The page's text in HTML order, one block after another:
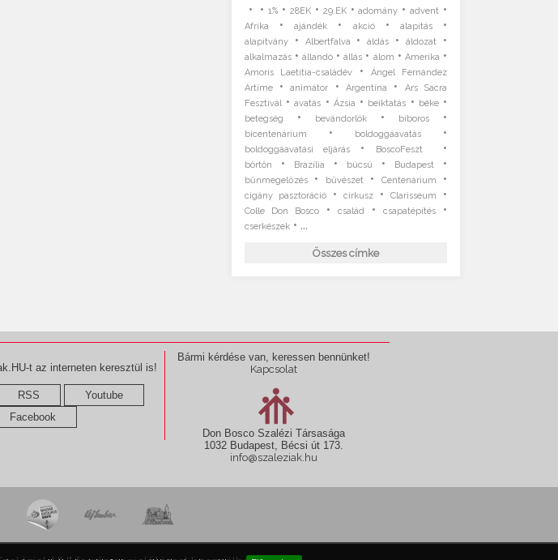
• •1% • 28EK • 29.EK•adomány •advent •
Afrika •ajándék • akció• alapítás•
alapítvány• Albertfalva •áldás •áldozat •
alkalmazás•állandó •állás • álom • Amerika •
Amoris Laetitia-családév•
Ángel Fernández
Artime•animátor •Argentína •
Ars Sacra
Fesztivál•avatás • Ázsia • beiktatás • béke•
betegség • bevándorlók• bíboros •
bicentenárium • boldoggáavatás•
boldoggáavatási eljárás • BoscoFeszt •
börtön • Brazília • búcsú • Budapest •
bűnmegelőzés• bűvészet• Centenárium •
cigány pasztoráció• cirkusz•Clarisseum •
Colle Don Bosco• család •csapatépítés •
cserkészek• ...
Összes címke
t az interneten keresztül is!
RSS
Youtube
Facebook
Bármi kérdése van, keressen bennünket!
Kapcsolat
Don Bosco Szalézi Társasága
1032 Budapest, Bécsi út 173.
info@szaleziak.hu